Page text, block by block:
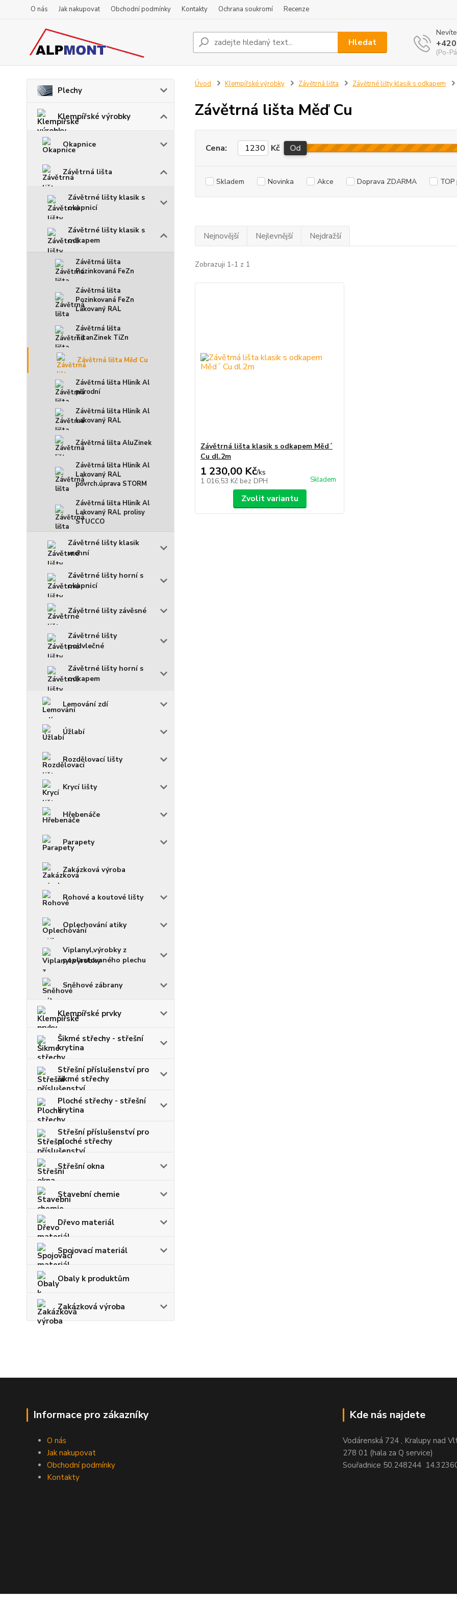
O nás Jak nakupovat Obchodní podmínky Kontakty Ochrana soukromí Recenze
Hledat
(Po-
Plechy
Klempířské výrobky
Okapnice
Závětrná lišta
Závětrné lišty klasik s
okapnicí
Závětrné lišty klasik s
odkapem
Závětrná lišta
Pozinkovaná FeZn
Závětrná lišta
Pozinkovaná FeZn
Lakovaný RAL
Závětrná lišta
TitanZinek TiZn
Závětrná lišta Měď Cu
Závětrná lišta Hliník Al
přírodní
Závětrná lišta Hliník Al
Lakovaný RAL
Závětrná lišta AluZinek
Závětrná lišta Hliník Al
Lakovaný RAL
povrch.úprava STORM
Závětrná lišta Hliník Al
Lakovaný RAL prolisy
STUCCO
Závětrné lišty klasik
vrchní
Závětrné lišty horní s
okapnicí
Závětrné lišty závěsné
Závětrné lišty
podvlečné
Závětrné lišty horní s
odkapem
Lemování zdí
Úžlabí
Rozdělovací lišty
Krycí lišty
Hřebenáče
Parapety
Zakázková výroba
Rohové a koutové lišty
Oplechování atiky
Viplanyl,výrobky z
poplastovaného plechu
Sněhové zábrany
Klempířské prvky
Šikmé střechy - střešní
krytina
Střešní příslušenství pro
šikmé střechy
Ploché střechy - střešní
krytina
Střešní příslušenství pro
ploché střechy
Střešní okna
Stavební chemie
Dřevo materiál
Spojovací materiál
Obaly k produktům
Zakázková výroba
Úvod Klempířské výrobky Závětrná lišta Závětrné lišty klasik s odkapem
Závětrná lišta Měď Cu
Cena: Kč Od
Skladem Novinka Akce Doprava ZDARMA
Nejnovější Nejlevnější Nejdražší
Zobrazuji 1-1 z 1
Závětrná lišta klasik s odkapem Měd´
Cu dl.2m
1 230,00 Kč/ks
1 016,53 Kč bez DPH Skladem
Zvolit variantu
Informace pro zákazníky
O nás
Jak nakupovat
Obchodní podmínky
Kontakty
Kde nás najdete
Vodárenská 724 , Kralupy nad
278 01 (hala za Q service)
Souřadnice 50.248244